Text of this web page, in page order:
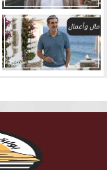
مال وأعمال